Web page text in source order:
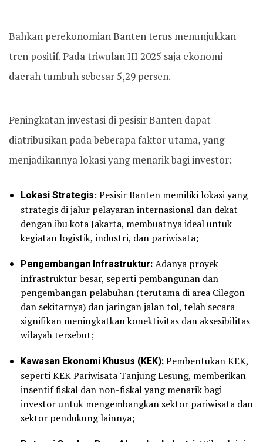
Bahkan perekonomian Banten terus menunjukkan
tren positif. Pada triwulan III 2025 saja ekonomi
daerah tumbuh sebesar 5,29 persen.
Peningkatan investasi di pesisir Banten dapat
diatribusikan pada beberapa faktor utama, yang
menjadikannya lokasi yang menarik bagi investor:
Lokasi Strategis: Pesisir Banten memiliki lokasi yang
strategis di jalur pelayaran internasional dan dekat
dengan ibu kota Jakarta, membuatnya ideal untuk
kegiatan logistik, industri, dan pariwisata;
Pengembangan Infrastruktur:Adanya proyek
infrastruktur besar, seperti pembangunan dan
pengembangan pelabuhan (terutama di area Cilegon
dan sekitarnya) dan jaringan jalan tol, telah secara
signifikan meningkatkan konektivitas dan aksesibilitas
wilayah tersebut;
Kawasan Ekonomi Khusus (KEK):Pembentukan KEK,
seperti KEK Pariwisata Tanjung Lesung, memberikan
insentif fiskal dan non-fiskal yang menarik bagi
investor untuk mengembangkan sektor pariwisata dan
sektor pendukung lainnya;